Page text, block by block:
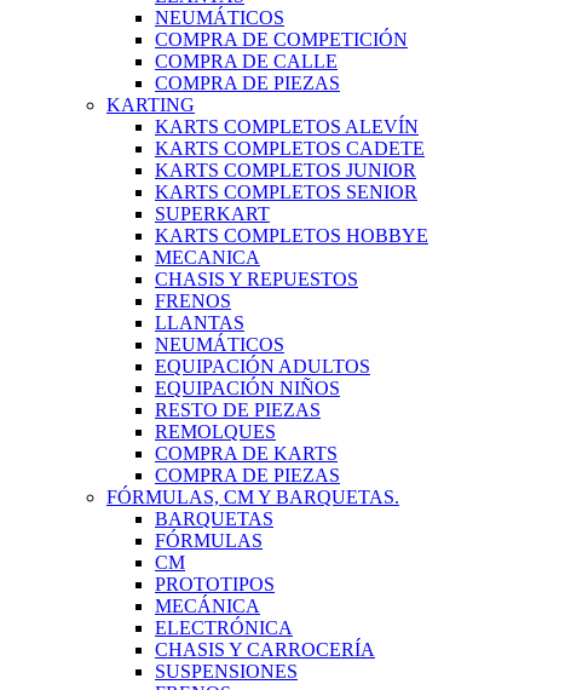
NEUMÁTICOS
COMPRA DE COMPETICIÓN
COMPRA DE CALLE
COMPRA DE PIEZAS
KARTING
KARTS COMPLETOS ALEVÍN
KARTS COMPLETOS CADETE
KARTS COMPLETOS JUNIOR
KARTS COMPLETOS SENIOR
SUPERKART
KARTS COMPLETOS HOBBYE
MECANICA
CHASIS Y REPUESTOS
FRENOS
LLANTAS
NEUMÁTICOS
EQUIPACIÓN ADULTOS
EQUIPACIÓN NIÑOS
RESTO DE PIEZAS
REMOLQUES
COMPRA DE KARTS
COMPRA DE PIEZAS
FÓRMULAS, CM Y BARQUETAS.
BARQUETAS
FÓRMULAS
CM
PROTOTIPOS
MECÁNICA
ELECTRÓNICA
CHASIS Y CARROCERÍA
SUSPENSIONES